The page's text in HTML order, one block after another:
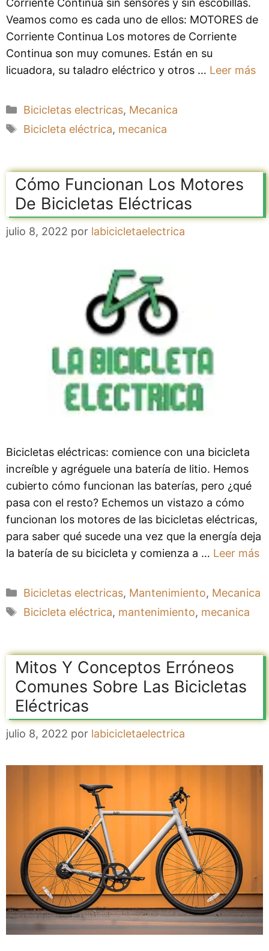
Corriente Continua sin sensores y sin escobillas.
Veamos como es cada uno de ellos: MOTORES de
Corriente Continua Los motores de Corriente
Continua son muy comunes. Están en su
licuadora, su taladro eléctrico y otros … Leer más
Categorías
Bicicletas electricas, Mecanica
Etiquetas
Bicicleta eléctrica, mecanica
Cómo Funcionan Los Motores
De Bicicletas Eléctricas
julio 8, 2022 por labicicletaelectrica
Bicicletas eléctricas: comience con una bicicleta
increíble y agréguele una batería de litio. Hemos
cubierto cómo funcionan las baterías, pero ¿qué
pasa con el resto? Echemos un vistazo a cómo
funcionan los motores de las bicicletas eléctricas,
para saber qué sucede una vez que la energía deja
la batería de su bicicleta y comienza a … Leer más
Categorías
Bicicletas electricas, Mantenimiento, Mecanica
Etiquetas
Bicicleta eléctrica, mantenimiento, mecanica
Mitos Y Conceptos Erróneos
Comunes Sobre Las Bicicletas
Eléctricas
julio 8, 2022 por labicicletaelectrica